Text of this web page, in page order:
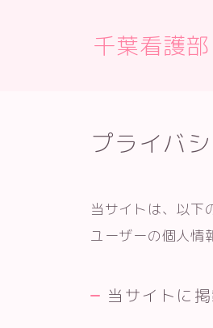
千葉看護
プライバ
当サイトは、以下
ユーザーの個人情
当サイトに